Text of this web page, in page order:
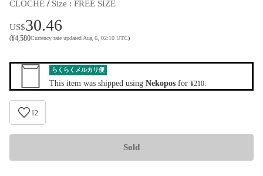
CLOCHE / Size : FREE SIZE
US$30.46
(¥4,580Currency rate updated Aug 6, 02:10 UTC)
らくらくメルカリ便
This item was shipped using Nekopos for ¥210
12
Sold